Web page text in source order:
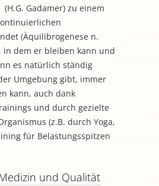
Gadamer) zu einem
(Äquilibrogenese n.
in dem er bleiben kann und
es natürlich ständig
Umgebung gibt, immer
kann, auch dank
und durch gezielte
(z.B. durch Yoga,
für Belastungsspitzen
und Qualität